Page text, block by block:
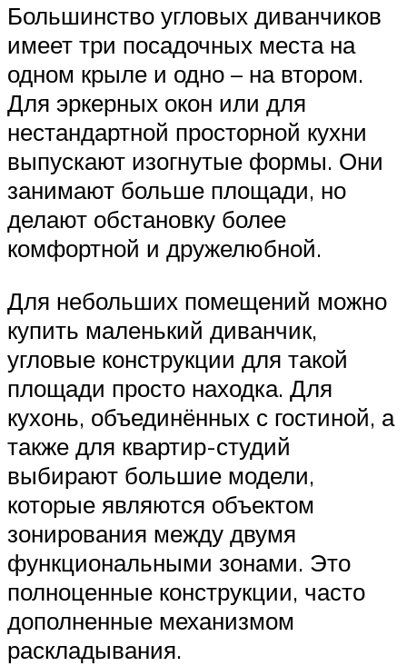
Большинство угловых диванчиков
имеет три посадочных места на
одном крыле и одно – на втором.
Для эркерных окон или для
нестандартной просторной кухни
выпускают изогнутые формы. Они
занимают больше площади, но
делают обстановку более
комфортной и дружелюбной.
Для небольших помещений можно
купить маленький диванчик,
угловые конструкции для такой
площади просто находка. Для
кухонь, объединённых с гостиной, а
также для квартир-студий
выбирают большие модели,
которые являются объектом
зонирования между двумя
функциональными зонами. Это
полноценные конструкции, часто
дополненные механизмом
раскладывания.